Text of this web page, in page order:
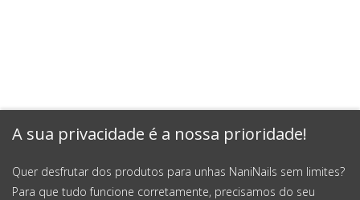
A sua privacidade é a nossa prioridade!
Quer desfrutar dos produtos para unhas NaniNails sem limites?
Para que tudo funcione corretamente, precisamos do seu